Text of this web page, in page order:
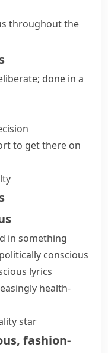
throughout the
done in a
to get there on
in something
conscious
lyrics
health-
star
, fashion-